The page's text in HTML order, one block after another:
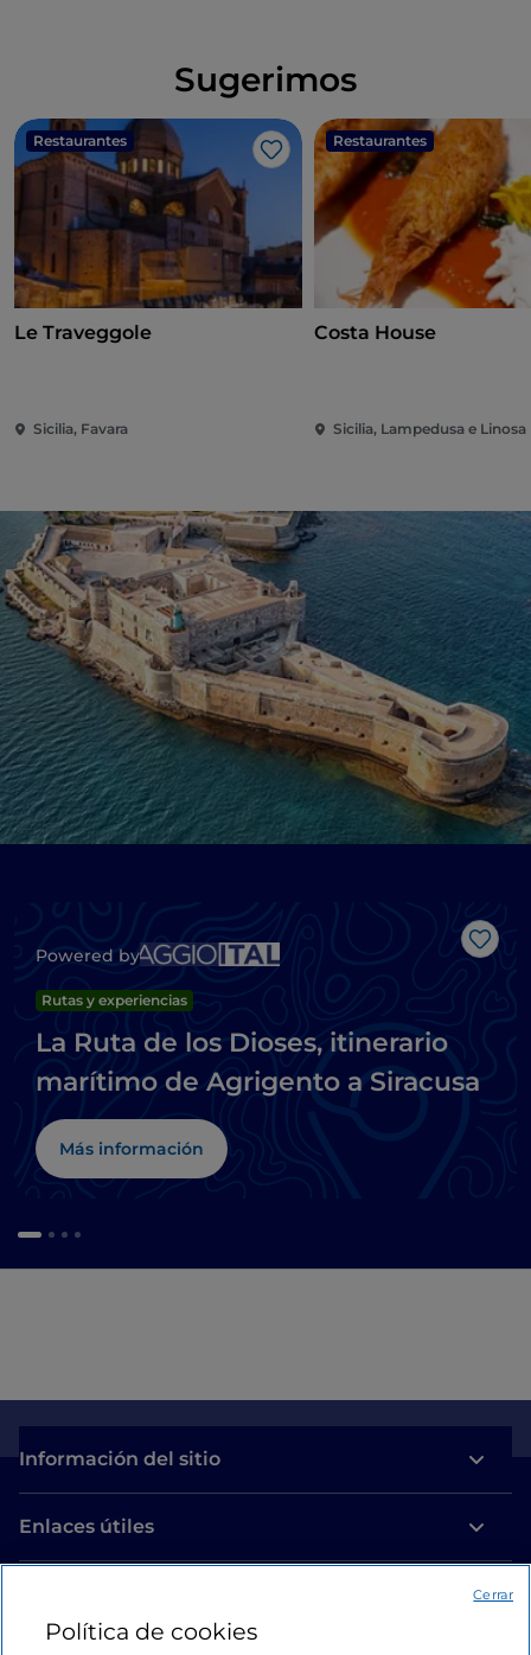
Sugerimos
Restaurantes
Me gusta
Le Traveggole
Sicilia, Favara
Restaurantes
Costa House
Sicilia, Lampedusa e Linosa
Me
Powered by
Rutas y experiencias
La Ruta de los Dioses, itinerario
marítimo de Agrigento a Siracusa
Más información
Información del sitio
Enlaces útiles
Estamos en contacto
Política de cookies
Cerrar